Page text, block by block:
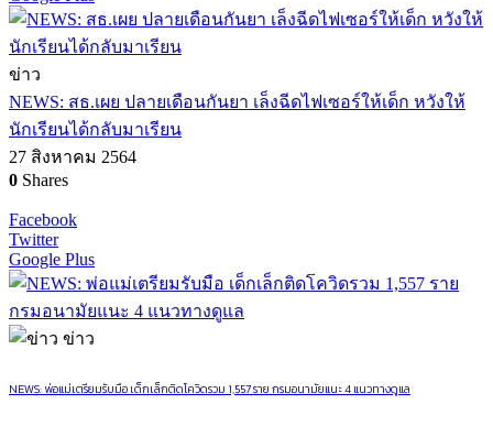
ข่าว
NEWS: สธ.เผย ปลายเดือนกันยา เล็งฉีดไฟเซอร์ให้เด็ก หวังให้
นักเรียนได้กลับมาเรียน
27 สิงหาคม 2564
0 Shares
Facebook
Twitter
Google Plus
ข่าว
NEWS: พ่อแม่เตรียมรับมือ เด็กเล็กติดโควิดรวม 1,557 ราย กรมอนามัยแนะ 4 แนวทางดูแล